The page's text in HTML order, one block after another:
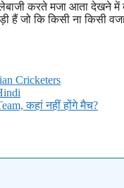
करते मजा आता देखने
जो कि किसी ना किसी
Cricketers
कहां नहीं होंगे मैच?